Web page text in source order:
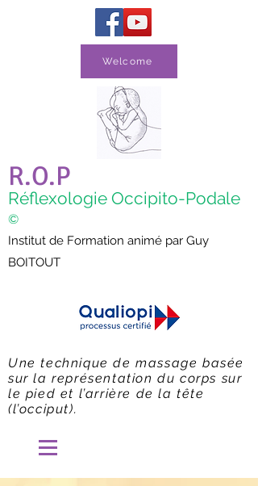
Welcome
R.O.P
Réflexologie Occipito-Podale
©
Institut de Formation animé par Guy
BOITOUT
Une technique de massage basée
sur la représentation du corps sur
le pied et l’arrière de la tête
(l’occiput).